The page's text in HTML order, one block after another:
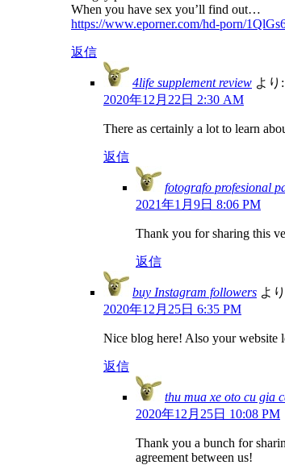
When you have sex you’ll find out…
https://www.eporner.com/hd-porn/
返信
4life supplement review より:
2020年12月22日 2:30 AM
There as certainly a lot to learn
返信
fotografo profesional
2021年1月9日 8:06 PM
Thank you for sharing this
返信
buy Instagram followers よ
2020年12月25日 6:35 PM
Nice blog here! Also your website
返信
thu mua xe oto cu gia
2020年12月25日 10:08 PM
Thank you a bunch for
agreement between us!